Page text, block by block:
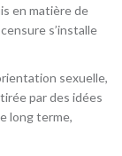
en matière de
s’installe
sexuelle,
par des idées
long terme,